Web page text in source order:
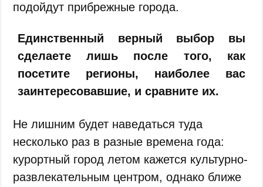
подойдут прибрежные города.
Единственный верный выбор вы
сделаете лишь после того, как
посетите регионы, наиболее вас
заинтересовавшие, и сравните их.
Не лишним будет наведаться туда
несколько раз в разные времена года:
курортный город летом кажется культурно-
развлекательным центром, однако ближе